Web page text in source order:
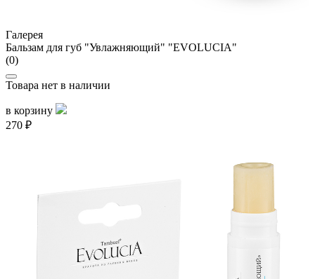
Галерея
Бальзам для губ "Увлажняющий" "EVOLUCIA"
(0)
Товара нет в наличии
в корзину
270 ₽